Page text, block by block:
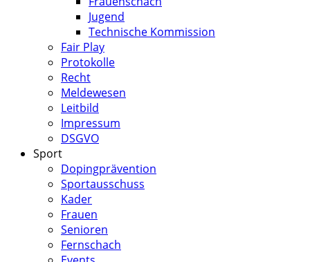
Jugend
Technische Kommission
Fair Play
Protokolle
Recht
Meldewesen
Leitbild
Impressum
DSGVO
Sport
Dopingprävention
Sportausschuss
Kader
Frauen
Senioren
Fernschach